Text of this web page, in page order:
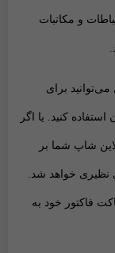
و مکاتبات
می‌توانید برای
کنید. یا اگر
شاپ شما بر
نظیری خواهد شد.
فاکتور خود به